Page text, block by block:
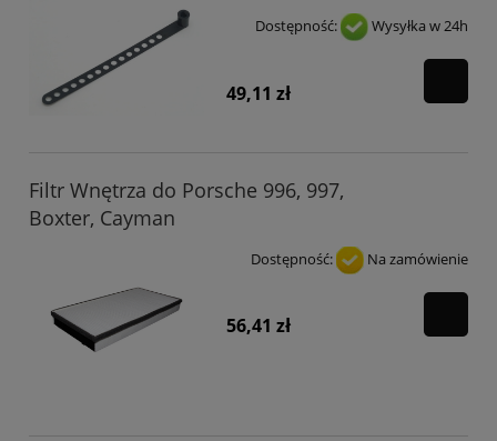
Dostępność: Wysyłka w 24h
49,11 zł
Filtr Wnętrza do Porsche 996, 997,
Boxter, Cayman
Dostępność: Na zamówienie
56,41 zł